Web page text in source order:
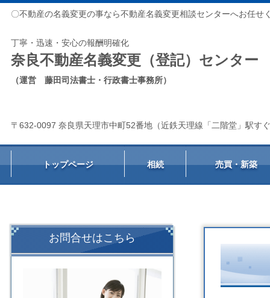
〇不動産の名義変更の事なら不動産名義変更相談センターへお任せ
丁寧・迅速・安心の報酬明確化
奈良不動産名義変更（登記）センター
（運営 藤田司法書士・行政書士事務所）
〒632-0097 奈良県天理市中町52番地（近鉄天理線「二階堂」駅す
トップページ 相続 売買・新築
お問合せはこちら